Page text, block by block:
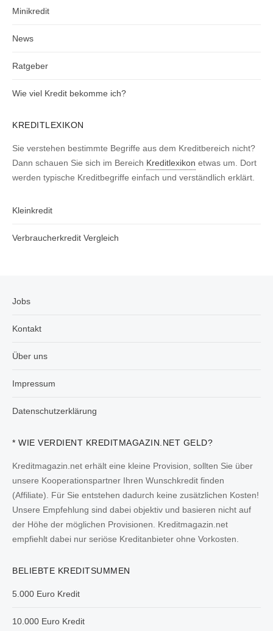
Minikredit
News
Ratgeber
Wie viel Kredit bekomme ich?
KREDITLEXIKON
Sie verstehen bestimmte Begriffe aus dem Kreditbereich nicht?
Dann schauen Sie sich im Bereich Kreditlexikon etwas um. Dort
werden typische Kreditbegriffe einfach und verständlich erklärt.
Kleinkredit
Verbraucherkredit Vergleich
Jobs
Kontakt
Über uns
Impressum
Datenschutzerklärung
* WIE VERDIENT KREDITMAGAZIN.NET GELD?
Kreditmagazin.net erhält eine kleine Provision, sollten Sie über
unsere Kooperationspartner Ihren Wunschkredit finden
(Affiliate). Für Sie entstehen dadurch keine zusätzlichen Kosten!
Unsere Empfehlung sind dabei objektiv und basieren nicht auf
der Höhe der möglichen Provisionen. Kreditmagazin.net
empfiehlt dabei nur seriöse Kreditanbieter ohne Vorkosten.
BELIEBTE KREDITSUMMEN
5.000 Euro Kredit
10.000 Euro Kredit